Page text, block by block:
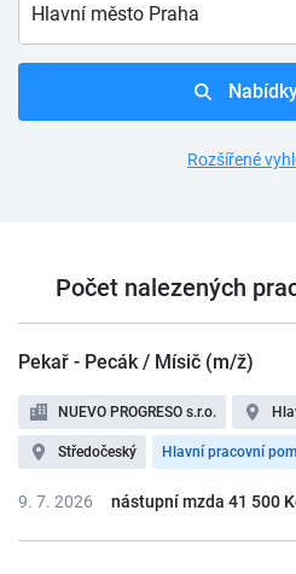
Hlavní město Praha
Rozšířené
Počet nalezených
Pekař - Pecák / Mísič (m/ž)
NUEVO PROGRESO s.r.o.
Středočeský Hlavní pracovní
nástupní mzda 41 500
9. 7. 2026